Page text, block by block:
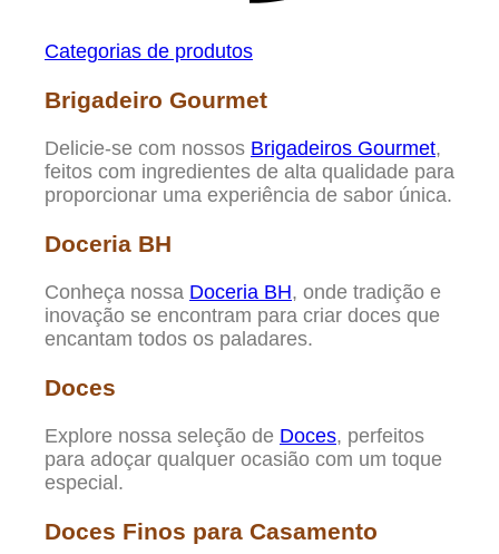
Categorias de produtos
Brigadeiro Gourmet
Delicie-se com nossos Brigadeiros Gourmet,
feitos com ingredientes de alta qualidade para
proporcionar uma experiência de sabor única.
Doceria BH
Conheça nossa Doceria BH, onde tradição e
inovação se encontram para criar doces que
encantam todos os paladares.
Doces
Explore nossa seleção de Doces, perfeitos
para adoçar qualquer ocasião com um toque
especial.
Doces Finos para Casamento